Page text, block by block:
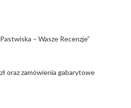
– Wasze Recenzje”
oraz zamówienia gabarytowe